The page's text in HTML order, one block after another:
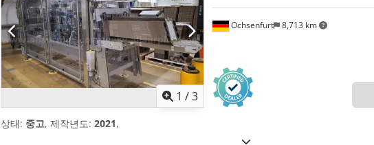
1 /3
Ochsenfurt 8,713 km
상태: 중고, 제작년도: 2021,